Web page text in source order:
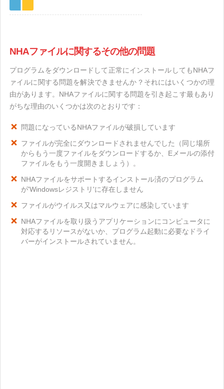
NHAファイルに関するその他の問題
プログラムをダウンロードして正常にインストールしてもNHAフ
ァイルに関する問題を解決できませんか？それにはいくつかの理
由があります。NHAファイルに関する問題を引き起こす最もあり
がちな理由のいくつかは次のとおりです：
問題になっているNHAファイルが破損しています
ファイルが完全にダウンロードされませんでした（同じ場所
からもう一度ファイルをダウンロードするか、Eメールの添付
ファイルをもう一度開きましょう）。
NHAファイルをサポートするインストール済のプログラム
が'Windowsレジストリ'に存在しません
ファイルがウイルス又はマルウェアに感染しています
NHAファイルを取り扱うアプリケーションにコンピュータに
対応するリソースがないか、プログラム起動に必要なドライ
バーがインストールされていません。